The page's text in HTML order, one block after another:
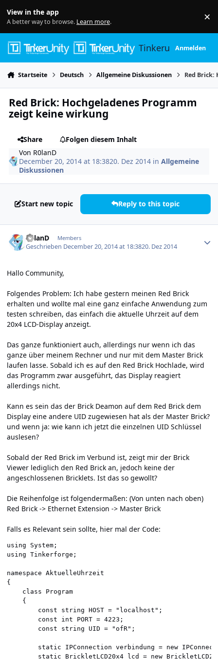
View in the app
A better way to browse. Learn more. ×
TinkerunityAnmelden
Startseite Deutsch Allgemeine Diskussionen Red
Red Brick: Hochgeladenes Programm
zeigt keine wirkung
Share
Folgen diesem Inhalt
Von R0lanD
December 20, 2014 at 18:3820. Dez 2014 inAllgemeine
Diskussionen
Start new topic Reply to this topic
R0lanD Members
Geschrieben December 20, 2014 at 18:3820. Dez 2014
Hallo Community,
Folgendes Problem: Ich habe gestern meinen Red Brick
erhalten und wollte mal eine ganz einfache Anwendung zum
testen schreiben, das einfach die aktuelle Uhrzeit auf dem
20x4 LCD-Display anzeigt.
Das ganze funktioniert auch, allerdings nur wenn ich das
ganze über meinem Rechner und nur mit dem Master Brick
laufen lasse. Sobald ich es auf den Red Brick Hochlade, wird
das Programm zwar ausgeführt, das Display reagiert
allerdings nicht.
Kann es sein das der Brick Deamon auf dem Red Brick dem
Display eine andere UID zugewiesen hat als der Master Brick?
und wenn ja: wie kann ich jetzt die einzelnen UID Schlüssel
auslesen?
Sobald der Red Brick im Verbund ist, zeigt mir der Brick
Viewer lediglich den Red Brick an, jedoch keine der
angeschlossenen Bricklets. Ist das so gewollt?
Die Reihenfolge ist folgendermaßen: (Von unten nach oben)
Red Brick -> Ethernet Extension -> Master Brick
Falls es Relevant sein sollte, hier mal der Code:
using System;
using Tinkerforge;
namespace AktuelleUhrzeit
{
class Program
{
const string HOST = "localhost";
const int PORT = 4223;
const string UID = "ofR";
static IPConnection verbindung = new
static BrickletLCD20x4 lcd = new